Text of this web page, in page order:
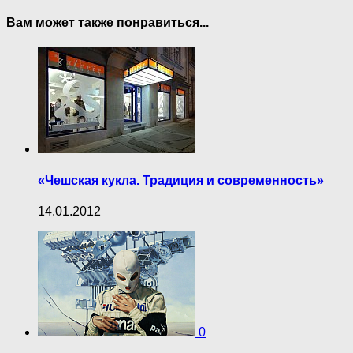
Вам может также понравиться...
«Чешская кукла. Традиция и современность»
14.01.2012
0